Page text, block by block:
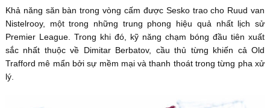
Khả năng săn bàn trong vòng cấm được Sesko trao cho Ruud van
Nistelrooy, một trong những trung phong hiệu quả nhất lịch sử
Premier League. Trong khi đó, kỹ năng chạm bóng đầu tiên xuất
sắc nhất thuộc về Dimitar Berbatov, cầu thủ từng khiến cả Old
Trafford mê mẩn bởi sự mềm mại và thanh thoát trong từng pha xử
lý.